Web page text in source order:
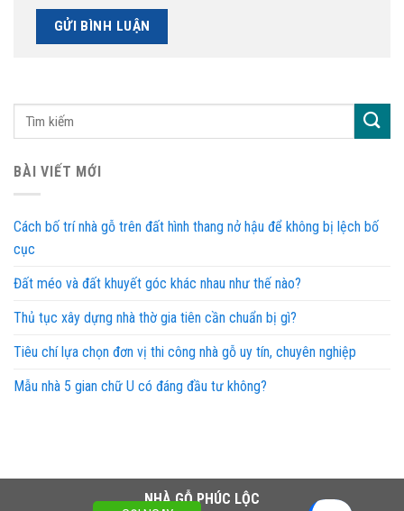
BÀI VIẾT MỚI
Cách bố trí nhà gỗ trên đất hình thang nở hậu để không bị lệch bố
cục
Đất méo và đất khuyết góc khác nhau như thế nào?
Thủ tục xây dựng nhà thờ gia tiên cần chuẩn bị gì?
Tiêu chí lựa chọn đơn vị thi công nhà gỗ uy tín, chuyên nghiệp
Mẫu nhà 5 gian chữ U có đáng đầu tư không?
NHÀ GỖ PHÚC LỘC